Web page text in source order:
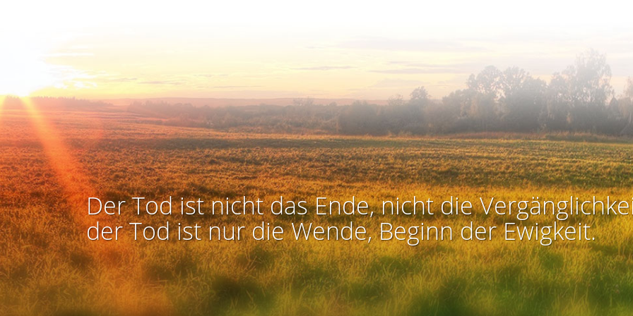
Der Tod ist nicht das Ende, nicht die
der Tod ist nur die Wende, Beginn der Ewigkeit.